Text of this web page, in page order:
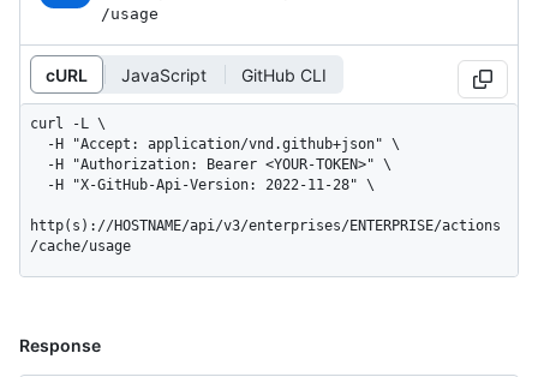
/usage
cURL JavaScript GitHub CLI
curl -L \
http(s)://HOSTNAME/api/v3/enterprises/ENTERPRISE/actions
/cache/usage
Response